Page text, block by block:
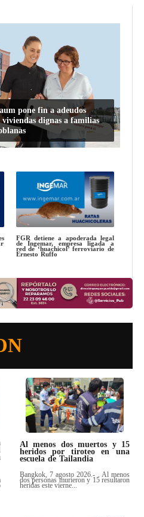
pone fin a adeudos
dignas a familias
FGR detiene a apoderada legal
de Ingemar, empresa ligada a
red de ‘huachicol’ ferroviario de
Ernesto Ruffo
Al menos dos muertos y 15
heridos por tiroteo en una
escuela de Tailandia
Bangkok, 7 agosto 2026.- . Al menos
dos personas murieron y 15 resultaron
heridas este vierne...